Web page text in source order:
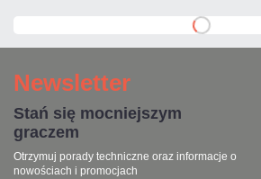
Newsletter
Stań się mocniejszym
graczem
Otrzymuj porady techniczne oraz informacje o
nowościach i promocjach